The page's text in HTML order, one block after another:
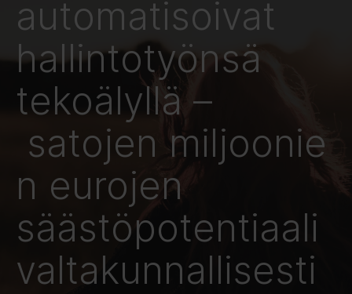
automatisoivat
hallintotyönsä
tekoälyllä –
satojen miljoonie
n eurojen
säästöpotentiaali
valtakunnallisesti